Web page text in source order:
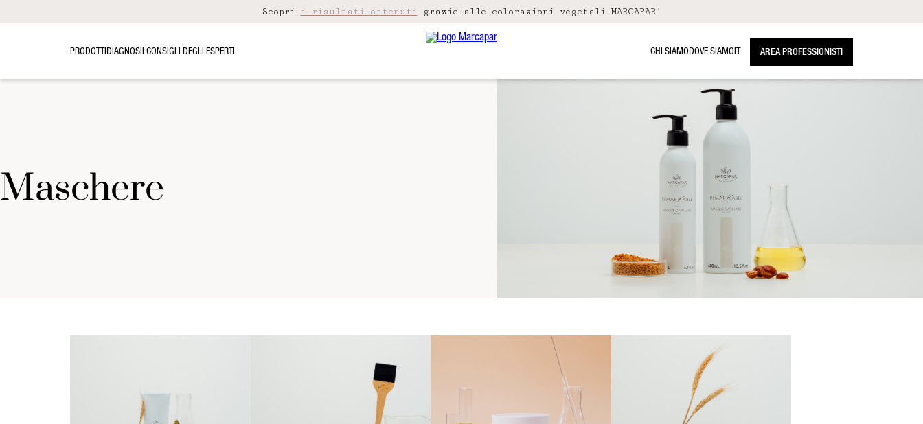
Scopri i risultati ottenutigrazie alle colorazioni vegetali MARCAPAR!
PRODOTTI DIAGNOSI I CONSIGLI DEGLI ESPERTI CHI SIAMO DOVE SIAMO AREA PROFESSIONISTI
maschere